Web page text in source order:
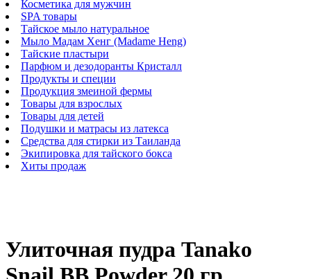
Косметика для мужчин
SPA товары
Тайское мыло натуральное
Мыло Мадам Хенг (Madame Heng)
Тайские пластыри
Парфюм и дезодоранты Кристалл
Продукты и специи
Продукция змеиной фермы
Товары для взрослых
Товары для детей
Подушки и матрасы из латекса
Средства для стирки из Таиланда
Экипировка для тайского бокса
Хиты продаж
Улиточная пудра Tanako